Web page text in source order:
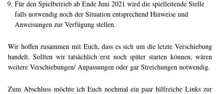
Für den Spielbetrieb ab Ende Juni 2021 wird die spielleitende Stelle
falls notwendig noch der Situation entsprechend Hinweise und
Anweisungen zur Verfügung stellen.
Wir hoffen zusammen mit Euch, dass es sich um die letzte Verschiebung
handelt. Sollten wir tatsächlich erst noch später starten können, wären
weitere Verschiebungen/ Anpassungen oder gar Streichungen notwendig.
Zum Abschluss möchte ich Euch nochmal ein paar hilfreiche Links zur